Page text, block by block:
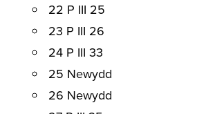
22 P III 25
23 P III 26
24 P III 33
25 Newydd
26 Newydd